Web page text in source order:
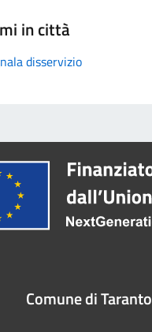
in città
disservizio
Comune di Taranto